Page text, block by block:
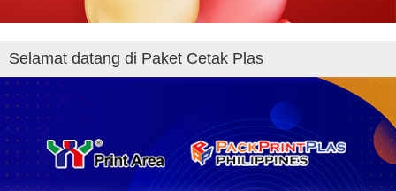
Selamat datang di Paket Cetak Plas